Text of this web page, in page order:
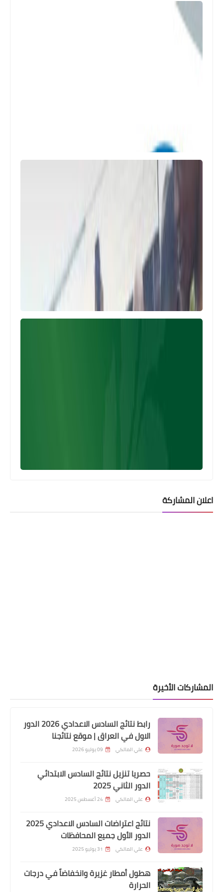
اخبار العامة
ترفيع الموظفين
اعلان المشاركة
المشاركات الأخيرة
رابط نتائج السادس الاعدادي 2026 الدور
الاول في العراق | موقع نتائجنا
علي المالكي 09 يوليو 2026
حصريا تنزيل نتائج السادس الابتدائي
الدور الثاني 2025
علي المالكي 24 أغسطس 2025
نتائج اعتراضات السادس الاعدادي 2025
الدور الأول جميع المحافظات
علي المالكي 31 يوليو 2025
هطول أمطار غزيرة وانخفاضاً في درجات
الحرارة